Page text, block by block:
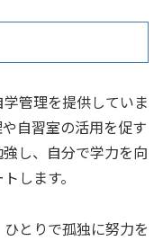
管理を提供していま
自習室の活用を促す
し、自分で学力を向
します。
とりで孤独に努力を